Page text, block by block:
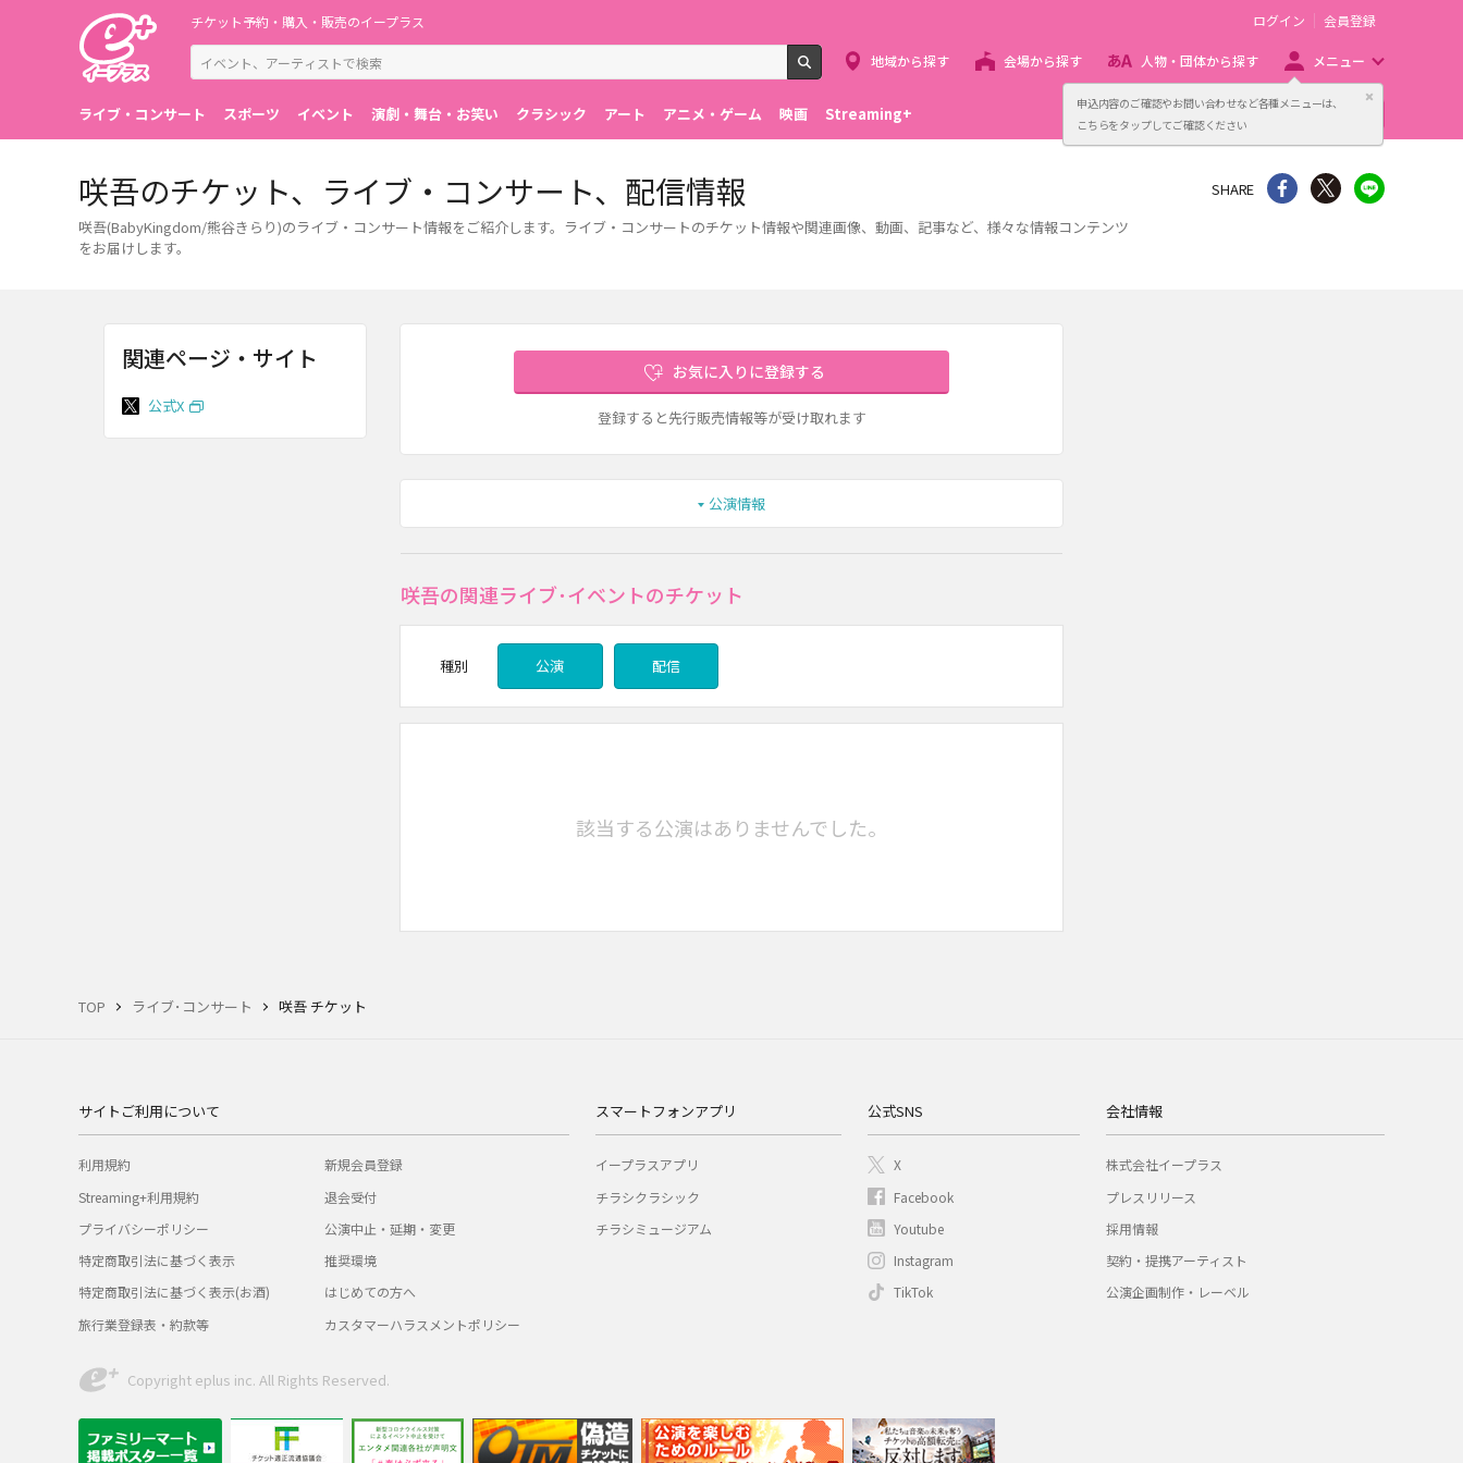
申込内容のご確認やお問い合わせなど各種メニューは、
こちらをタップしてご確認ください
閉じる
チケット予約・購入・販売のイープラス
検索
ログイン 会員登録
地域から探す 会場から探す 人物・団体から探す メニュー
ライブ・コンサート スポーツ イベント 演劇・舞台・お笑い クラシック アート アニメ・ゲーム 映画 Streaming+ 主催者向け販売サービス
TOP ライブ･コンサート 咲吾 チケット
咲吾のチケット、ライブ・コンサート、配信情報
咲吾(BabyKingdom/熊谷きらり)のライブ・コンサート情報をご紹介します。ライブ・コンサートのチケット情報や関連画像、動画、記事など、様々な情報コンテンツ
をお届けします。
SHARE シェア Twitter
お気に入りに登録する
登録すると先行販売情報等が受け取れます
公演情報
咲吾の関連ライブ･イベントのチケット
種別 公演 配信
該当する公演はありませんでした。
関連ページ・サイト
公式X
サイトご利用について
利用規約
Streaming+利用規約
プライバシーポリシー
特定商取引法に基づく表示
特定商取引法に基づく表示(お酒)
旅行業登録表・約款等
新規会員登録
退会受付
公演中止・延期・変更
推奨環境
はじめての方へ
カスタマーハラスメントポリシー
スマートフォンアプリ
イープラスアプリ
チラシクラシック
チラシミュージアム
公式SNS
X
Facebook
Youtube
Instagram
TikTok
会社情報
株式会社イープラス
プレスリリース
採用情報
契約・提携アーティスト
公演企画制作・レーベル
Copyright eplus inc. All Rights Reserved.